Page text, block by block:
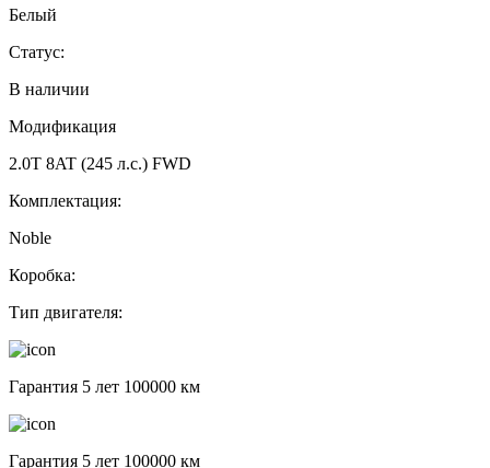
Белый
Статус:
В наличии
Модификация
2.0T 8AT (245 л.с.) FWD
Комплектация:
Noble
Коробка:
Тип двигателя:
Гарантия 5 лет 100000 км
Гарантия 5 лет 100000 км